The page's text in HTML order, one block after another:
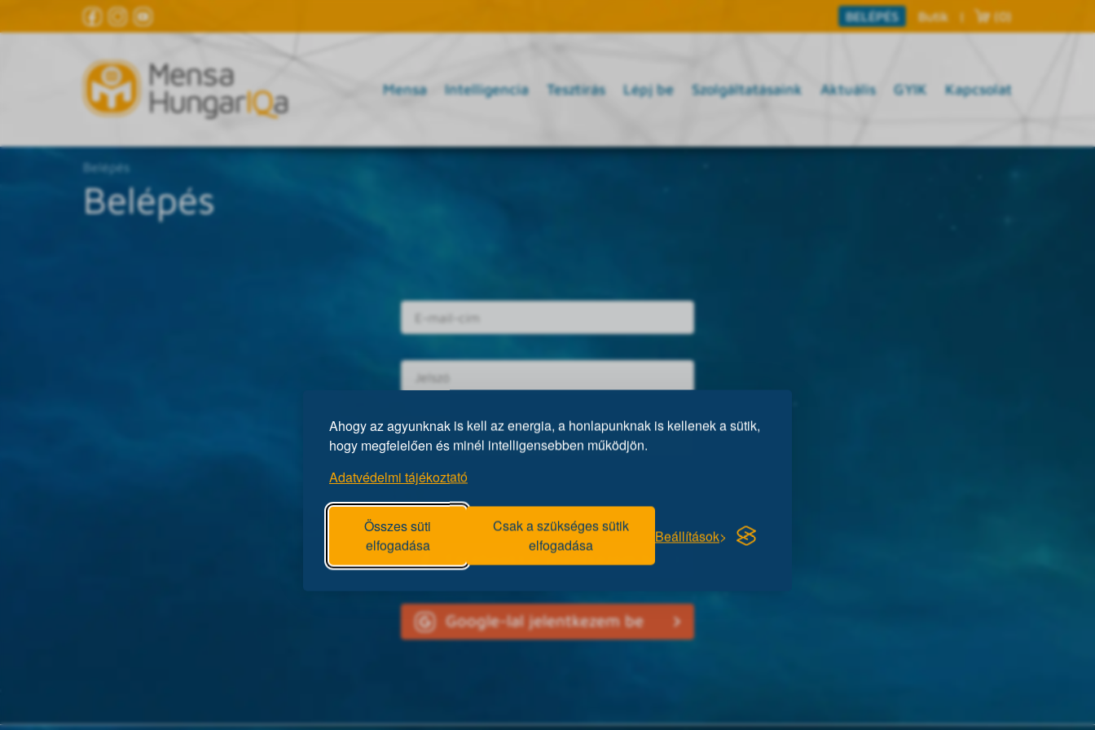
Ahogy az agyunknak is kell az energia, a honlapunknak is kellenek a sütik,
hogy megfelelően és minél intelligensebben működjön.
Adatvédelmi tájékoztató
Összes süti
elfogadása
Csak a szükséges sütik
elfogadása
Beállítások
BELÉPÉS Butik | (0)
Mensa Intelligencia Tesztírás Lépj be Szolgáltatásaink Aktuális GYIK Kapcsolat
Belépés
Belépés
Facebookkal jelentkezem be
Google-lal jelentkezem be